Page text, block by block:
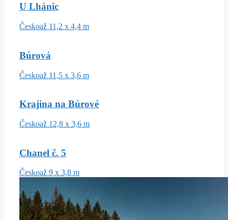
U Lhánic
Českoaž 11,2 x 4,4 m
Búrová
Českoaž 11,5 x 3,6 m
Krajina na Búrové
Českoaž 12,8 x 3,6 m
Chanel č. 5
Českoaž 9 x 3,8 m